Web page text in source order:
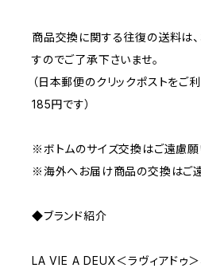
商品交換に関する往復の送料は
すのでご了承下さいませ。
（日本郵便のクリックポストをご
185円です）
※ボトムのサイズ交換はご遠慮願
※海外へお届け商品の交換はご遠
◆ブランド紹介
LA VIE A DEUX＜ラヴィアドゥ